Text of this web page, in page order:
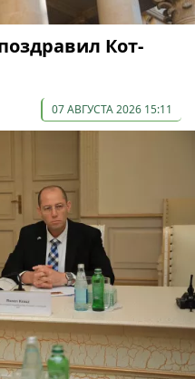
Кот-
07 АВГУСТА 2026 15:11